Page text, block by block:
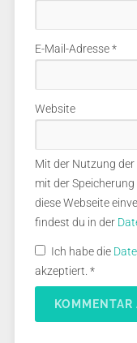
E-Mail-Adresse*
Website
Mit der Nutzung
mit der
diese Webseite
findest du in der
Ich habe die
akzeptiert. *